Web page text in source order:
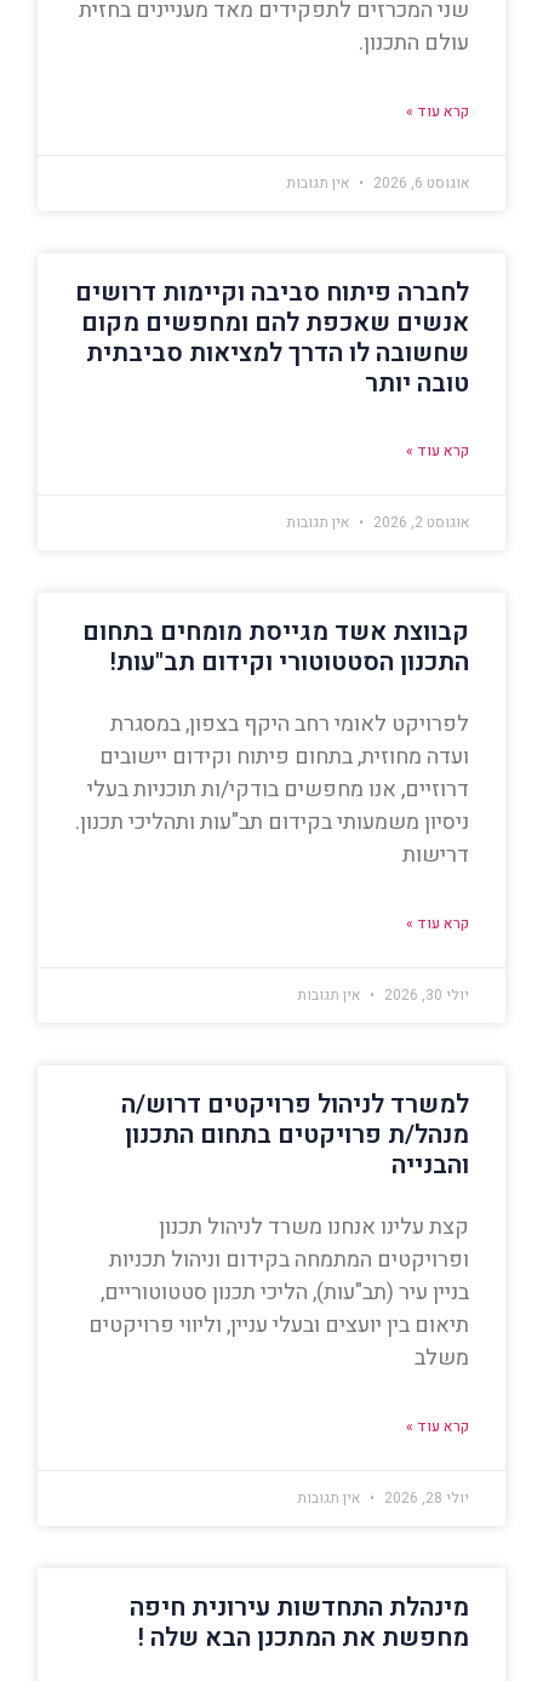
שני המכרזים לתפקידים מאד מעניינים בחזית
עולם התכנון.
קרא עוד »
אוגוסט 6, 2026 אין תגובות
לחברה פיתוח סביבה וקיימות דרושים
אנשים שאכפת להם ומחפשים מקום
שחשובה לו הדרך למציאות סביבתית
טובה יותר
קרא עוד »
אוגוסט 2, 2026 אין תגובות
קבווצת אשד מגייסת מומחים בתחום
התכנון הסטטוטורי וקידום תב"עות!
לפרויקט לאומי רחב היקף בצפון, במסגרת
ועדה מחוזית, בתחום פיתוח וקידום יישובים
דרוזיים, אנו מחפשים בודקי/ות תוכניות בעלי
ניסיון משמעותי בקידום תב"עות ותהליכי תכנון.
דרישות
קרא עוד »
יולי 30, 2026 אין תגובות
למשרד לניהול פרויקטים דרוש/ה
מנהל/ת פרויקטים בתחום התכנון
והבנייה
קצת עלינו אנחנו משרד לניהול תכנון
ופרויקטים המתמחה בקידום וניהול תכניות
בניין עיר (תב"עות), הליכי תכנון סטטוטוריים,
תיאום בין יועצים ובעלי עניין, וליווי פרויקטים
משלב
קרא עוד »
יולי 28, 2026 אין תגובות
מינהלת התחדשות עירונית חיפה
מחפשת את המתכנן הבא שלה !